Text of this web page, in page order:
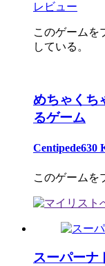
レビュー
このゲームを
している。
めちゃくち
るゲーム
Centipede630
このゲームを
スーパーナ